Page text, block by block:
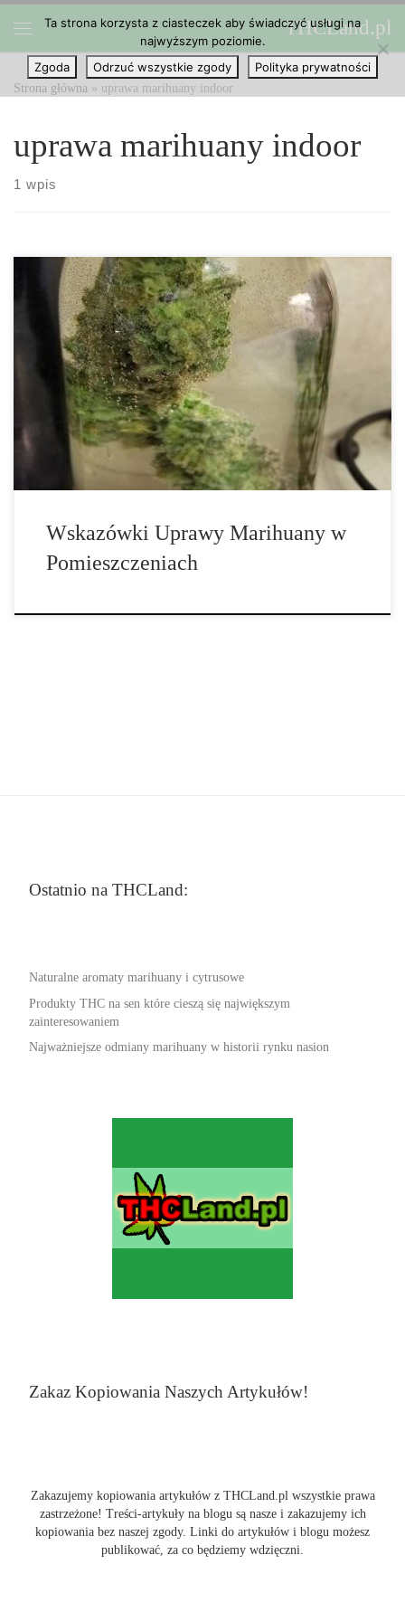
Przejdź do treści THCLand.pl
Strona główna » uprawa marihuany indoor
uprawa marihuany indoor
1 wpis
Wskazówki dotyczące uprawy marihuany w pomieszczeniach.
Niezależnie od tego, czy masz doświadczenie czy nie, uprawa
marihuany może być niemałym wyzwaniem. Podczas uprawy
marihuany indoor możesz napotkać pewne problemy. Dzisiejszy
artykuł ma na celu pomóc Ci je przezwyciężyć. 1. Zdobądź
odpowiednią […]
Wskazówki Uprawy Marihuany w
Pomieszczeniach
Ostatnio na THCLand:
Naturalne aromaty marihuany i cytrusowe
Produkty THC na sen które cieszą się największym
zainteresowaniem
Najważniejsze odmiany marihuany w historii rynku nasion
Zakaz Kopiowania Naszych Artykułów!
Zakazujemy kopiowania artykułów z THCLand.pl wszystkie prawa
zastrzeżone! Treści-artykuły na blogu są nasze i zakazujemy ich
kopiowania bez naszej zgody. Linki do artykułów i blogu możesz
publikować, za co będziemy wdzięczni.
Ta strona korzysta z ciasteczek aby świadczyć usługi na
najwyższym poziomie.
Zgoda
Odrzuć wszystkie zgody Polityka prywatności